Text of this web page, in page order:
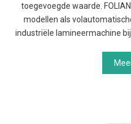
toegevoegde waarde.
modellen als
industriële lamineermachine